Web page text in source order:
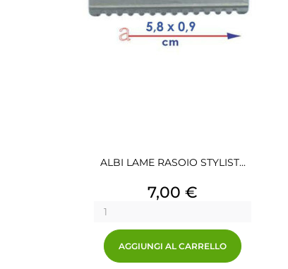
ALBI LAME RASOIO STYLIST...
Prezzo
7,00 €
AGGIUNGI AL CARRELLO